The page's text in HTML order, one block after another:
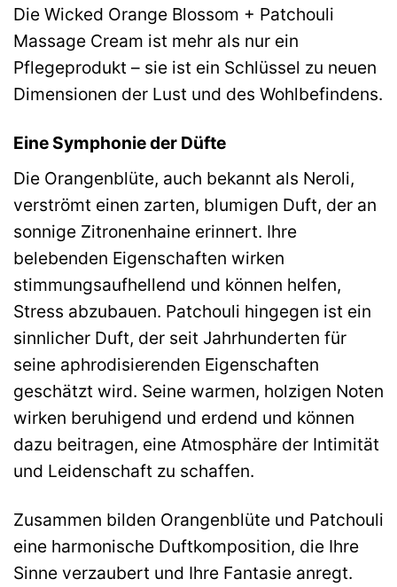
Die Wicked Orange Blossom + Patchouli
Massage Cream ist mehr als nur ein
Pflegeprodukt – sie ist ein Schlüssel zu neuen
Dimensionen der Lust und des Wohlbefindens.
Eine Symphonie der Düfte
Die Orangenblüte, auch bekannt als Neroli,
verströmt einen zarten, blumigen Duft, der an
sonnige Zitronenhaine erinnert. Ihre
belebenden Eigenschaften wirken
stimmungsaufhellend und können helfen,
Stress abzubauen. Patchouli hingegen ist ein
sinnlicher Duft, der seit Jahrhunderten für
seine aphrodisierenden Eigenschaften
geschätzt wird. Seine warmen, holzigen Noten
wirken beruhigend und erdend und können
dazu beitragen, eine Atmosphäre der Intimität
und Leidenschaft zu schaffen.
Zusammen bilden Orangenblüte und Patchouli
eine harmonische Duftkomposition, die Ihre
Sinne verzaubert und Ihre Fantasie anregt.